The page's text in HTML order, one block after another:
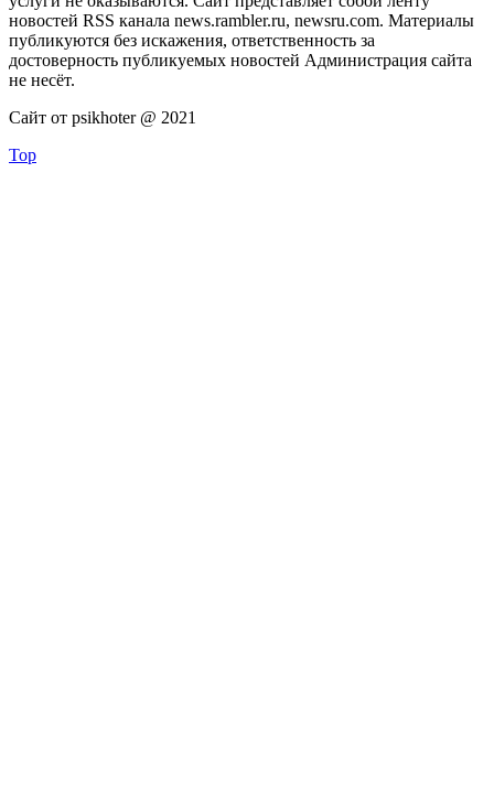
новостей RSS канала news.rambler.ru, newsru.com. Материалы
публикуются без искажения, ответственность за
достоверность публикуемых новостей Администрация сайта
не несёт.
Сайт от psikhoter @ 2021
Top